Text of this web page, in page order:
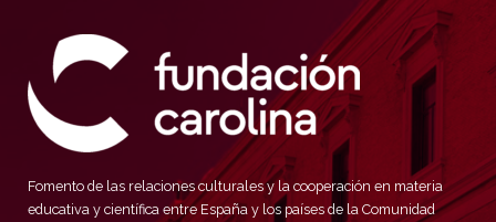
Fomento de las relaciones culturales y la cooperación en materia
educativa y científica entre España y los países de la Comunidad